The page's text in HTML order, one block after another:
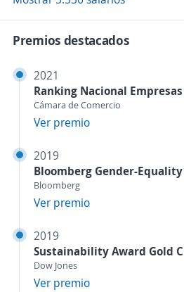
Premios destacados
2021
Ranking Nacional
Cámara de Comercio
Ver premio
2019
Bloomberg Gender-
Bloomberg
Ver premio
2019
Sustainability Award Gold
Dow Jones
Ver premio